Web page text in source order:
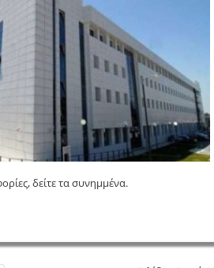
δείτε τα συνημμένα.